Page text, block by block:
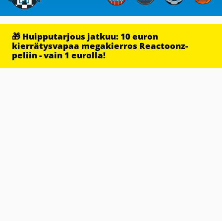
🎁 Huipputarjous jatkuu: 10 euron
kierrätysvapaa megakierros Reactoonz-
peliin - vain 1 eurolla!